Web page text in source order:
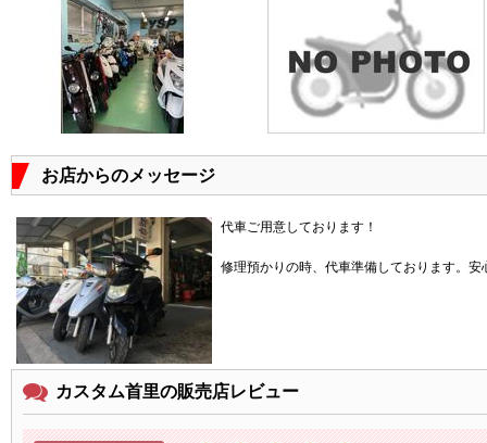
お店からのメッセージ
代車ご用意しております！
修理預かりの時、代車準備しております。
カスタム首里の販売店レビュー